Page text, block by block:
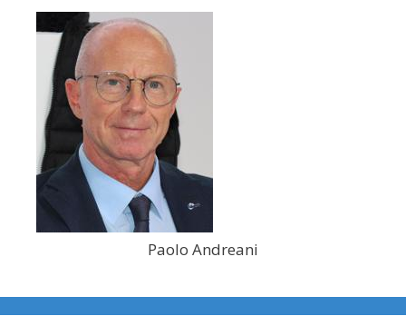
Paolo Andreani